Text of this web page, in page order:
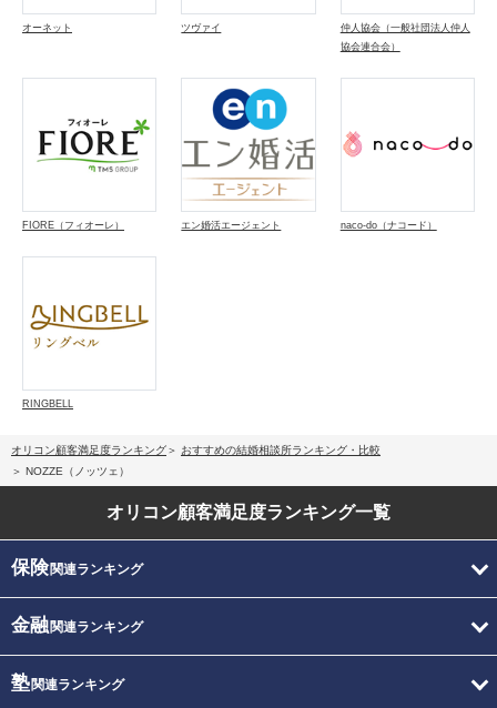
オーネット ツヴァイ
仲人協会（一般社団法人仲人
協会連合会）
FIORE（フィオーレ） エン婚活エージェント naco-do（ナコード）
RINGBELL
オリコン顧客満足度ランキング
おすすめの結婚相談所ランキング・比較
NOZZE（ノッツェ）
オリコン顧客満足度ランキング一覧
保険関連ランキング
金融関連ランキング
塾関連ランキング